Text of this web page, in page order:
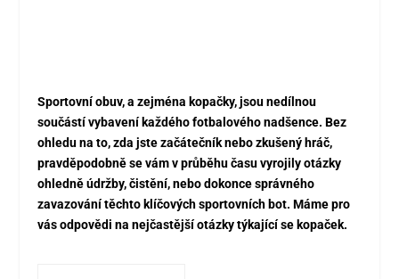
Sportovní obuv, a zejména kopačky, jsou nedílnou
součástí vybavení každého fotbalového nadšence. Bez
ohledu na to, zda jste začátečník nebo zkušený hráč,
pravděpodobně se vám v průběhu času vyrojily otázky
ohledně údržby, čistění, nebo dokonce správného
zavazování těchto klíčových sportovních bot. Máme pro
vás odpovědi na nejčastější otázky týkající se kopaček.